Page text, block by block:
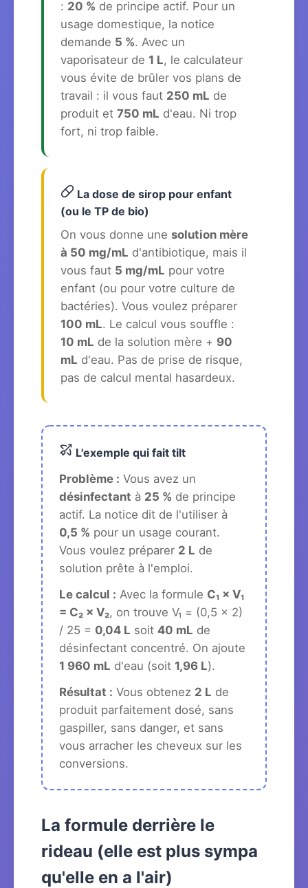
: 20 % de principe actif. Pour un
usage domestique, la notice
demande 5 %. Avec un
vaporisateur de 1 L, le calculateur
vous évite de brûler vos plans de
travail : il vous faut 250 mL de
produit et 750 mL d'eau. Ni trop
fort, ni trop faible.
La dose de sirop pour enfant
(ou le TP de bio)
On vous donne une solution mère
à 50 mg/mL d'antibiotique, mais il
vous faut 5 mg/mL pour votre
enfant (ou pour votre culture de
bactéries). Vous voulez préparer
100 mL. Le calcul vous souffle :
10 mL de la solution mère + 90
mL d'eau. Pas de prise de risque,
pas de calcul mental hasardeux.
L'exemple qui fait tilt
Problème : Vous avez un
désinfectant à 25 % de principe
actif. La notice dit de l'utiliser à
0,5 % pour un usage courant.
Vous voulez préparer 2 L de
solution prête à l'emploi.
Le calcul : Avec la formule C₁ × V₁
= C₂ × V₂, on trouve V₁ = (0,5 × 2)
/ 25 = 0,04 L soit 40 mL de
désinfectant concentré. On ajoute
1 960 mL d'eau (soit 1,96 L).
Résultat : Vous obtenez 2 L de
produit parfaitement dosé, sans
gaspiller, sans danger, et sans
vous arracher les cheveux sur les
conversions.
La formule derrière le
rideau (elle est plus sympa
qu'elle en a l'air)